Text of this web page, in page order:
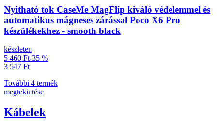
Nyitható tok CaseMe MagFlip kiváló védelemmel és
automatikus mágneses zárással Poco X6 Pro
készülékekhez - smooth black
készleten
5 460 Ft-35 %
3 547 Ft
További 4 termék
megtekintése
Kábelek